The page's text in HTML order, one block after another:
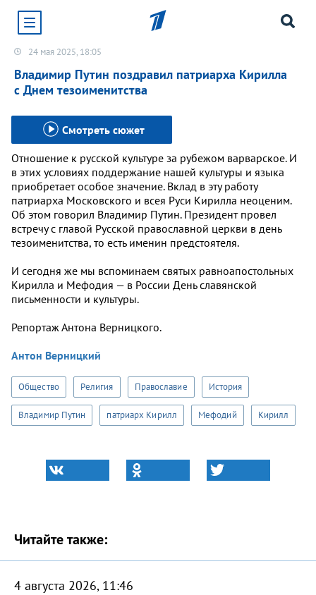
Хотите получать уведомления от сайта «Первого
канала»?
Да
24 мая 2025, 18:05
Владимир Путин поздравил патриарха Кирилла
с Днем тезоименитства
Смотреть сюжет
Отношение к русской культуре за рубежом варварское. И
в этих условиях поддержание нашей культуры и языка
приобретает особое значение. Вклад в эту работу
патриарха Московского и всея Руси Кирилла неоценим.
Об этом говорил Владимир Путин. Президент провел
встречу с главой Русской православной церкви в день
тезоименитства, то есть именин предстоятеля.
И сегодня же мы вспоминаем святых равноапостольных
Кирилла и Мефодия — в России День славянской
письменности и культуры.
Репортаж Антона Верницкого.
Антон Верницкий
Общество Религия Православие История
Владимир Путин патриарх Кирилл Мефодий Кирилл
Читайте также:
4 августа 2026, 11:46